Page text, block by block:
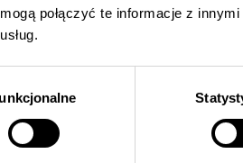
połączyć te informacje z